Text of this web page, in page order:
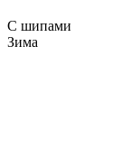
С шипами
Зима